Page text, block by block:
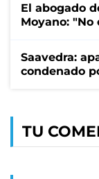
El abogado
Moyano:
Saavedra:
condenado
TU